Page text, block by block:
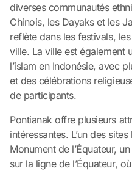
diverses communautés
Chinois, les Dayaks et les
reflète dans les festivals,
ville. La ville est également
l’islam en Indonésie, avec
et des célébrations
de participants.
Pontianak offre plusieurs
intéressantes. L’un des
Monument de l’Équateur,
sur la ligne de l’Équateur,